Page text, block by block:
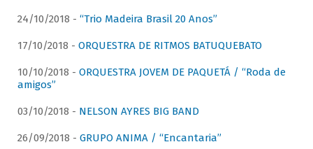
24/10/2018 - “Trio Madeira Brasil 20 Anos”
17/10/2018 - ORQUESTRA DE RITMOS BATUQUEBATO
10/10/2018 - ORQUESTRA JOVEM DE PAQUETÁ / “Roda de
amigos”
03/10/2018 - NELSON AYRES BIG BAND
26/09/2018 - GRUPO ANIMA / “Encantaria”